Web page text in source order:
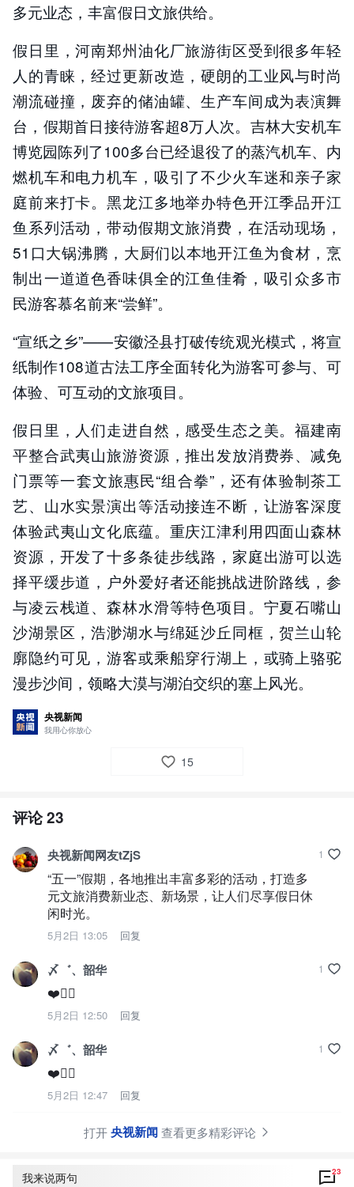
多元业态，丰富假日文旅供给。
假日里，河南郑州油化厂旅游街区受到很多年轻
人的青睐，经过更新改造，硬朗的工业风与时尚
潮流碰撞，废弃的储油罐、生产车间成为表演舞
台，假期首日接待游客超8万人次。吉林大安机车
博览园陈列了100多台已经退役了的蒸汽机车、内
燃机车和电力机车，吸引了不少火车迷和亲子家
庭前来打卡。黑龙江多地举办特色开江季品开江
鱼系列活动，带动假期文旅消费，在活动现场，
51口大锅沸腾，大厨们以本地开江鱼为食材，烹
制出一道道色香味俱全的江鱼佳肴，吸引众多市
民游客慕名前来“尝鲜”。
“宣纸之乡”——安徽泾县打破传统观光模式，将宣
纸制作108道古法工序全面转化为游客可参与、可
体验、可互动的文旅项目。
假日里，人们走进自然，感受生态之美。福建南
平整合武夷山旅游资源，推出发放消费券、减免
门票等一套文旅惠民“组合拳”，还有体验制茶工
艺、山水实景演出等活动接连不断，让游客深度
体验武夷山文化底蕴。重庆江津利用四面山森林
资源，开发了十多条徒步线路，家庭出游可以选
择平缓步道，户外爱好者还能挑战进阶路线，参
与凌云栈道、森林水滑等特色项目。宁夏石嘴山
沙湖景区，浩渺湖水与绵延沙丘同框，贺兰山轮
廓隐约可见，游客或乘船穿行湖上，或骑上骆驼
漫步沙间，领略大漠与湖泊交织的塞上风光。
央视新闻
我用心你放心
15
评论23
央视新闻网友tZjS
“五一”假期，各地推出丰富多彩的活动，打造多
元文旅消费新业态、新场景，让人们尽享假日休
闲时光。
5月2日 13:05 回复
1
〆゛、韶华
❤️👍🏻
5月2日 12:50 回复
1
〆゛、韶华
❤️👍🏻
5月2日 12:47 回复
1
打开央视新闻查看更多精彩评论
我来说两句 23